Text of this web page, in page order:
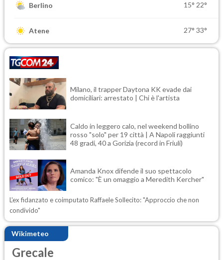
Berlino 15° 22°
Atene 27° 33°
Milano, il trapper Daytona KK evade dai
domiciliari: arrestato | Chi è l'artista
Caldo in leggero calo, nel weekend bollino
rosso "solo" per 19 città | A Napoli raggiunti
48 gradi, 40 a Gorizia (record in Friuli)
Amanda Knox difende il suo spettacolo
comico: "È un omaggio a Meredith Kercher"
L'ex fidanzato e coimputato Raffaele Sollecito: "Approccio che non
condivido"
Wikimeteo
Grecale